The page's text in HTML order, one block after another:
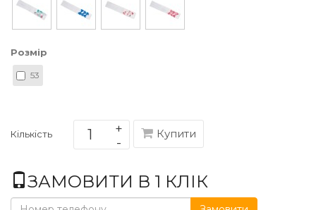
Розмір
53
Кількість Купити
ЗАМОВИТИ В 1 КЛІК